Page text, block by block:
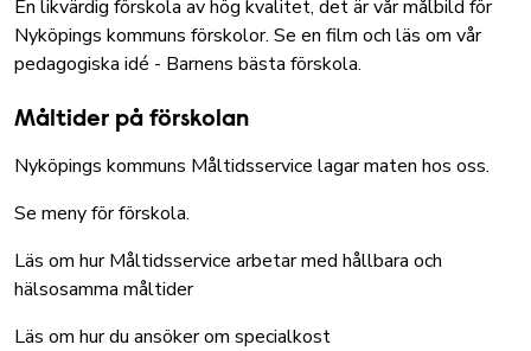
En likvärdig förskola av hög kvalitet, det är vår målbild för
Nyköpings kommuns förskolor. Se en film och läs om vår
pedagogiska idé - Barnens bästa förskola.
Måltider på förskolan
Nyköpings kommuns Måltidsservice lagar maten hos oss.
Se meny för förskola.
Läs om hur Måltidsservice arbetar med hållbara och
hälsosamma måltider
Läs om hur du ansöker om specialkost